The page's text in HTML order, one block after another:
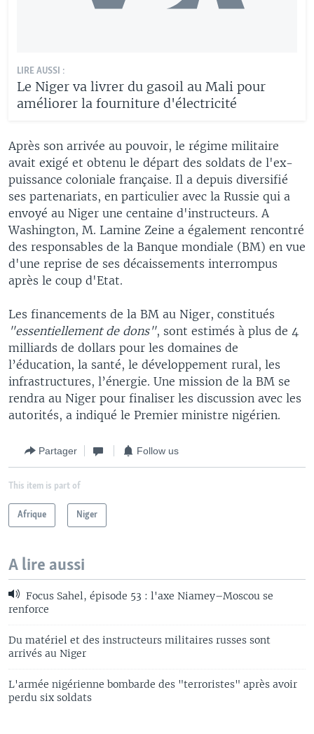
LIRE AUSSI :
Le Niger va livrer du gasoil au Mali pour
améliorer la fourniture d'électricité
Après son arrivée au pouvoir, le régime militaire
avait exigé et obtenu le départ des soldats de l'ex-
puissance coloniale française. Il a depuis diversifié
ses partenariats, en particulier avec la Russie qui a
envoyé au Niger une centaine d'instructeurs. A
Washington, M. Lamine Zeine a également rencontré
des responsables de la Banque mondiale (BM) en vue
d'une reprise de ses décaissements interrompus
après le coup d'Etat.
Les financements de la BM au Niger, constitués
"essentiellement de dons", sont estimés à plus de 4
milliards de dollars pour les domaines de
l’éducation, la santé, le développement rural, les
infrastructures, l’énergie. Une mission de la BM se
rendra au Niger pour finaliser les discussion avec les
autorités, a indiqué le Premier ministre nigérien.
Partager Follow us
This item is part of
Afrique Niger
A lire aussi
Focus Sahel, épisode 53 : l'axe Niamey–Moscou se
renforce
Du matériel et des instructeurs militaires russes sont
arrivés au Niger
L'armée nigérienne bombarde des "terroristes" après avoir
perdu six soldats